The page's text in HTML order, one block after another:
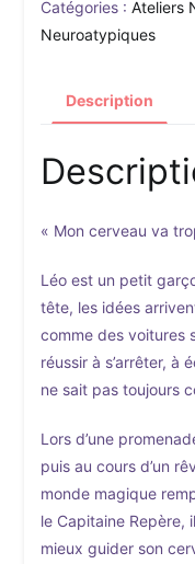
balises
hyper"
-
TDA/H
Catégories :Ateliers
Neuroatypiques
Description
« Mon cerveau va
Léo est un petit
tête, les idées
comme des voitures
réussir à s’arrêter, à
ne sait pas toujours
Lors d’une
puis au cours d’un
monde magique
le Capitaine Repère,
mieux guider son